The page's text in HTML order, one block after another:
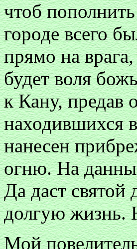
чтоб
городе всего
прямо на
будет воля
к Кану, предав
находившихся
нанесен
огню. На
Да даст святой
долгую жизнь.
Мой